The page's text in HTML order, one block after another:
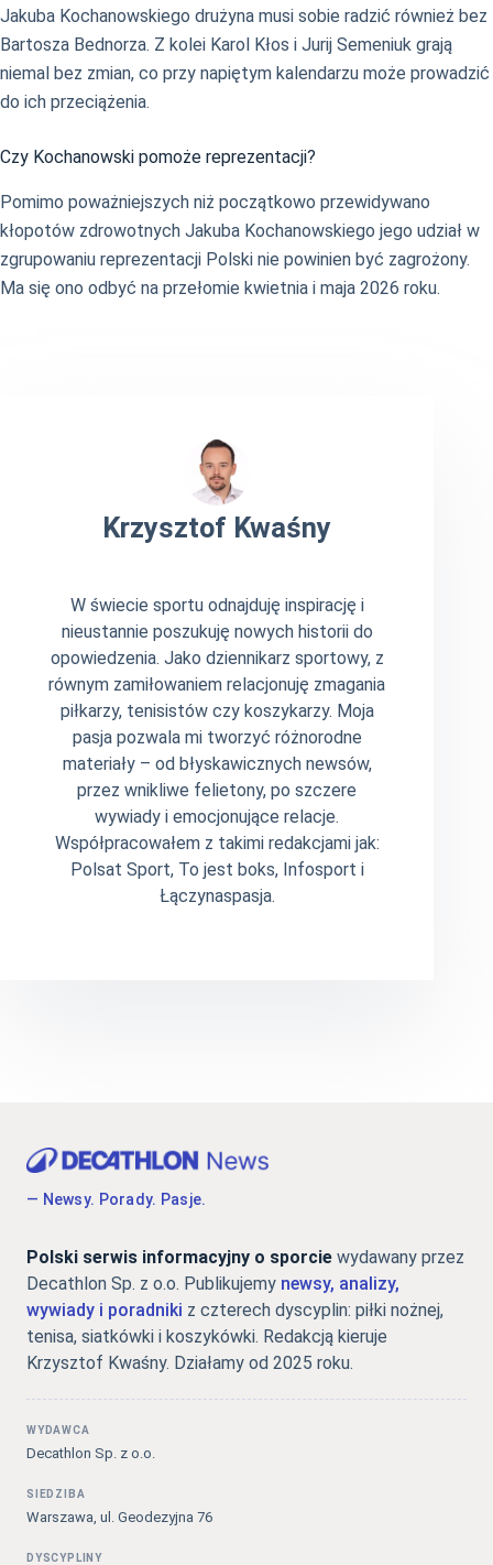
Jakuba Kochanowskiego drużyna musi sobie radzić również bez
Bartosza Bednorza. Z kolei Karol Kłos i Jurij Semeniuk grają
niemal bez zmian, co przy napiętym kalendarzu może prowadzić
do ich przeciążenia.
Czy Kochanowski pomoże reprezentacji?
Pomimo poważniejszych niż początkowo przewidywano
kłopotów zdrowotnych Jakuba Kochanowskiego jego udział w
zgrupowaniu reprezentacji Polski nie powinien być zagrożony.
Ma się ono odbyć na przełomie kwietnia i maja 2026 roku.
Krzysztof Kwaśny
W świecie sportu odnajduję inspirację i
nieustannie poszukuję nowych historii do
opowiedzenia. Jako dziennikarz sportowy, z
równym zamiłowaniem relacjonuję zmagania
piłkarzy, tenisistów czy koszykarzy. Moja
pasja pozwala mi tworzyć różnorodne
materiały – od błyskawicznych newsów,
przez wnikliwe felietony, po szczere
wywiady i emocjonujące relacje.
Współpracowałem z takimi redakcjami jak:
Polsat Sport, To jest boks, Infosport i
Łączynaspasja.
— Newsy. Porady. Pasje.
Polski serwis informacyjny o sporcie wydawany przez
Decathlon Sp. z o.o. Publikujemy newsy, analizy,
wywiady i poradniki z czterech dyscyplin: piłki nożnej,
tenisa, siatkówki i koszykówki. Redakcją kieruje
Krzysztof Kwaśny. Działamy od 2025 roku.
WYDAWCA
Decathlon Sp. z o.o.
SIEDZIBA
Warszawa, ul. Geodezyjna 76
DYSCYPLINY